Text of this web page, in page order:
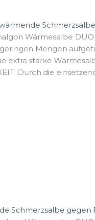
Wärmesalbe
Mengen
extra starke
Durch die
Schmerzsalbe gegen